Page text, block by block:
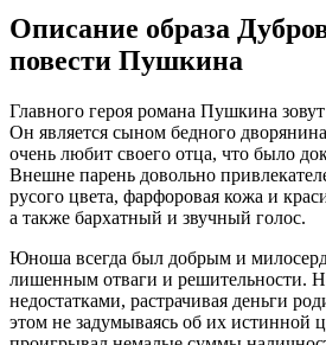
Описание образа
повести Пушкина
Главного героя романа Пушкина
Он является сыном бедного
очень любит своего отца, что было
Внешне парень довольно
русого цвета, фарфоровая кожа и
а также бархатный и звучный голос.
Юноша всегда был добрым и
лишенным отваги и решительности.
недостатками, растрачивая деньги
этом не задумываясь об их истинной